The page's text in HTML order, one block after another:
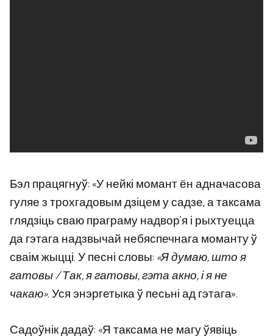
Бэл працягнуў: «У нейкі момант ён адначасова
гуляе з трохгадовым дзіцем у садзе, а таксама
глядзіць сваю праграму надвор’я і рыхтуецца
да гэтага надзвычай небяспечнага моманту ў
сваім жыцці. У песні словы:«Я думаю, што я
гатовы / Так, я гатовы, гэта акно, і я не
чакаю». Уся энэргетыка ў песьні ад гэтага».
Садоўнік дадаў: «Я таксама не магу ўявіць